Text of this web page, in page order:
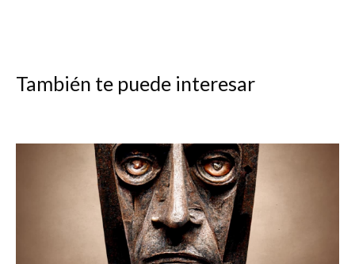
También te puede interesar